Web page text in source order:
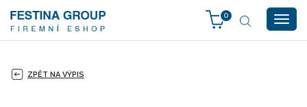
0
ZPĚT NA VÝPIS